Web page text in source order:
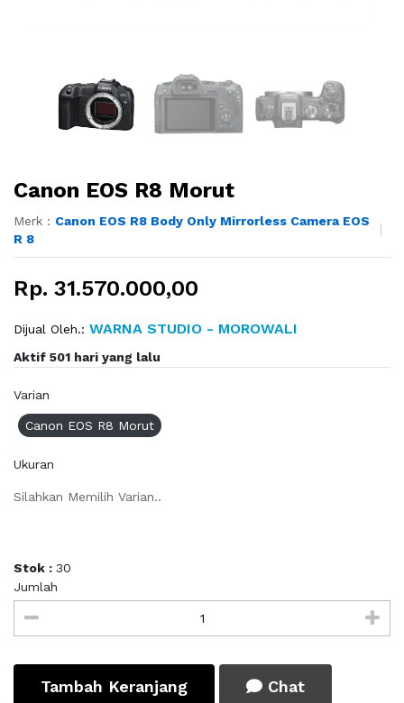
Canon EOS R8 Morut
Merk : Canon EOS R8 Body Only Mirrorless Camera EOS
R 8
Rp. 31.570.000,00
Dijual Oleh.: WARNA STUDIO - MOROWALI
Aktif 501 hari yang lalu
Varian
Canon EOS R8 Morut
Ukuran
Silahkan Memilih Varian..
Stok : 30
Jumlah
Tambah Keranjang Chat